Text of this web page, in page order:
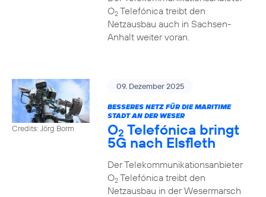
O2Telefónica treibt den
Netzausbau auch in Sachsen-
Anhalt weiter voran.
Credits: Jörg Borm
09. Dezember 2025
BESSERES NETZ FÜR DIE MARITIME
STADT AN DER WESER
O2 Telefónica bringt
5G nach Elsfleth
Der Telekommunikationsanbieter
O2Telefónica treibt den
Netzausbau in der Wesermarsch